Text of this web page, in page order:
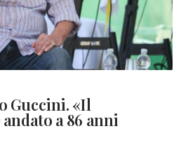
Guccini. «Il
a 86 anni